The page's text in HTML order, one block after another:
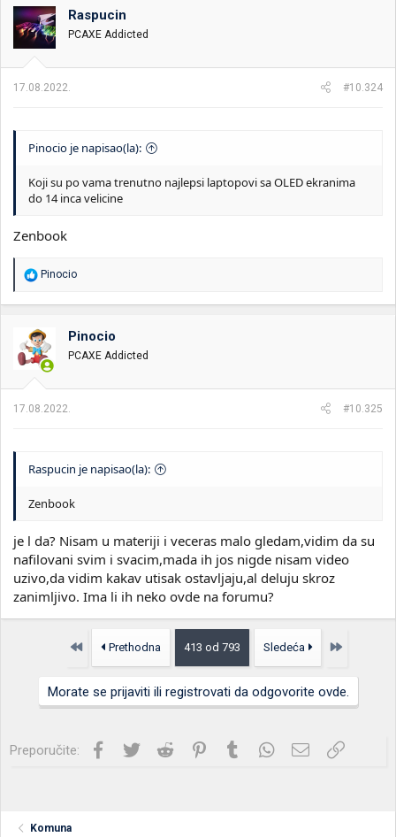
Raspucin
PCAXE Addicted
17.08.2022. #10.324
Pinocio je napisao(la):
Koji su po vama trenutno najlepsi laptopovi sa OLED ekranima
do 14 inca velicine
Zenbook
R
o
v
a
n
:
Pinocio
Pinocio
PCAXE Addicted
17.08.2022. #10.325
Raspucin je napisao(la):
Zenbook
je l da? Nisam u materiji i veceras malo gledam,vidim da su
nafilovani svim i svacim,mada ih jos nigde nisam video
uzivo,da vidim kakav utisak ostavljaju,al deluju skroz
zanimljivo. Ima li ih neko ovde na forumu?
Prvo Prethodna 413 od 793 Sledeća Poslednja
Morate se prijaviti ili registrovati da odgovorite ovde.
Preporučite: Facebook
Twitter Reddit PinterestTumblrWhatsApp
Imejl Link
Komuna